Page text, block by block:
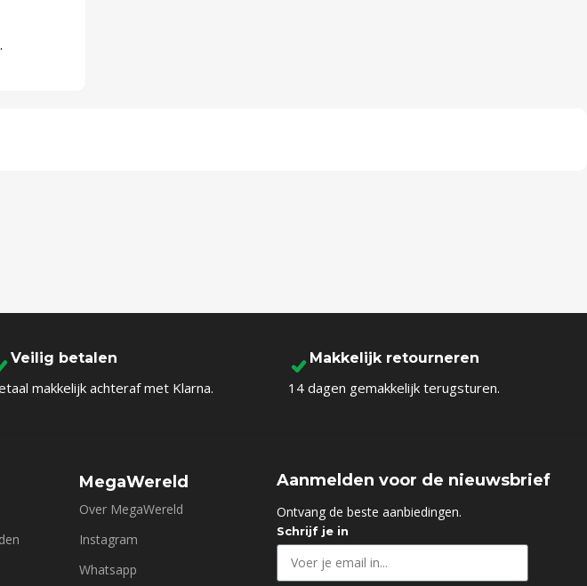
.
Veilig betalen
makkelijk achteraf met Klarna.
Makkelijk retourneren
14 dagen gemakkelijk terugsturen.
MegaWereld
Over MegaWereld
Instagram
Whatsapp
Aanmelden voor de nieuwsbrief
Ontvang de beste aanbiedingen.
Schrijf je in